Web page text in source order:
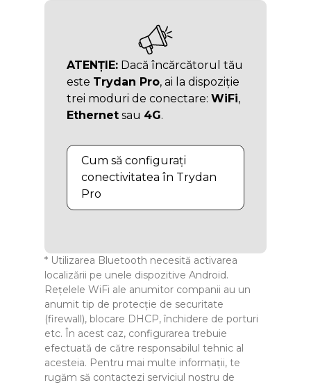
ATENȚIE: Dacă încărcătorul tău
este Trydan Pro, ai la dispoziție
trei moduri de conectare: WiFi,
Ethernet sau 4G.
Cum să configurați
conectivitatea în Trydan
Pro
* Utilizarea Bluetooth necesită activarea
localizării pe unele dispozitive Android.
Rețelele WiFi ale anumitor companii au un
anumit tip de protecție de securitate
(firewall), blocare DHCP, închidere de porturi
etc. În acest caz, configurarea trebuie
efectuată de către responsabilul tehnic al
acesteia. Pentru mai multe informații, te
rugăm să contactezi serviciul nostru de